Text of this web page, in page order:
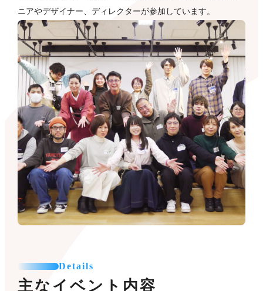
ニアやデザイナー、ディレクターが参加していま​す。
Details
主なイベント内容